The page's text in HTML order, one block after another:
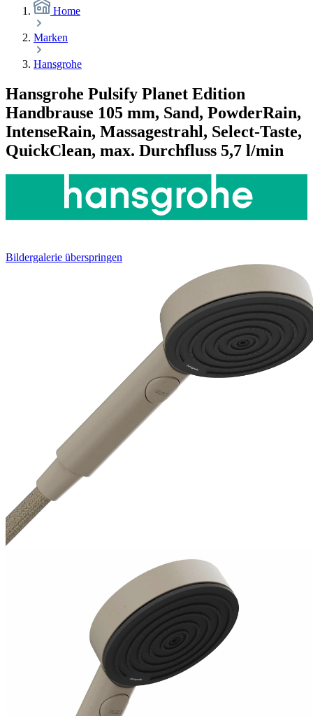
Home
Marken
Hansgrohe
Hansgrohe Pulsify Planet Edition
Handbrause 105 mm, Sand, PowderRain,
IntenseRain, Massagestrahl, Select-Taste,
QuickClean, max. Durchfluss 5,7 l/min
Bildergalerie überspringen